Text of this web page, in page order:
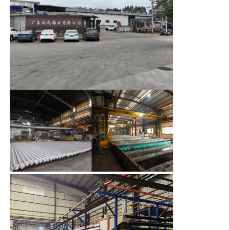
Fabriekstocht
Kwaliteitscontrole
Neem contact met ons op
Nieuws
Offerte Aanvragen
Extrusiealuminiumprofielen
Aluminiumkeukenprofielen
torsiebestendigheid van het profiel,
maar blokkeert ook de
warmtegeleiding door de
luchtlaag.het leggen van de basis
voor de latere isolatie- en
geluidsisolatieprestaties.
3De gleuf en de zijrails zijn
allemaal gestandaardiseerd,
waardoor batch snijden en
hoekmontage in de fabriek, evenals
installatie en onderhoud ter plaatse
gemakkelijker worden gemaakt.het
verminderen van de
moeilijkheidsgraad van de bouw.
4De meerkamersstructuur in
combinatie met hol glas kan de
overdracht van geluidsgolven
aanzienlijk verminderen, waardoor
verkeersgeluid en geluidsvervuiling
in de buitenlucht effectief worden
geblokkeerd.het verbeteren van de
binnenruimte.